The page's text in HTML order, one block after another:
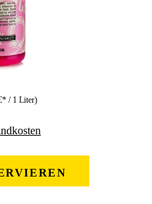
/ 1 Liter)